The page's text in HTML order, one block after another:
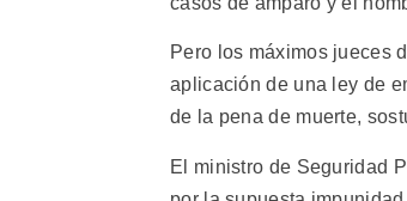
Pero los máximos jueces
aplicación de una ley de
de la pena de muerte,
El ministro de Seguridad